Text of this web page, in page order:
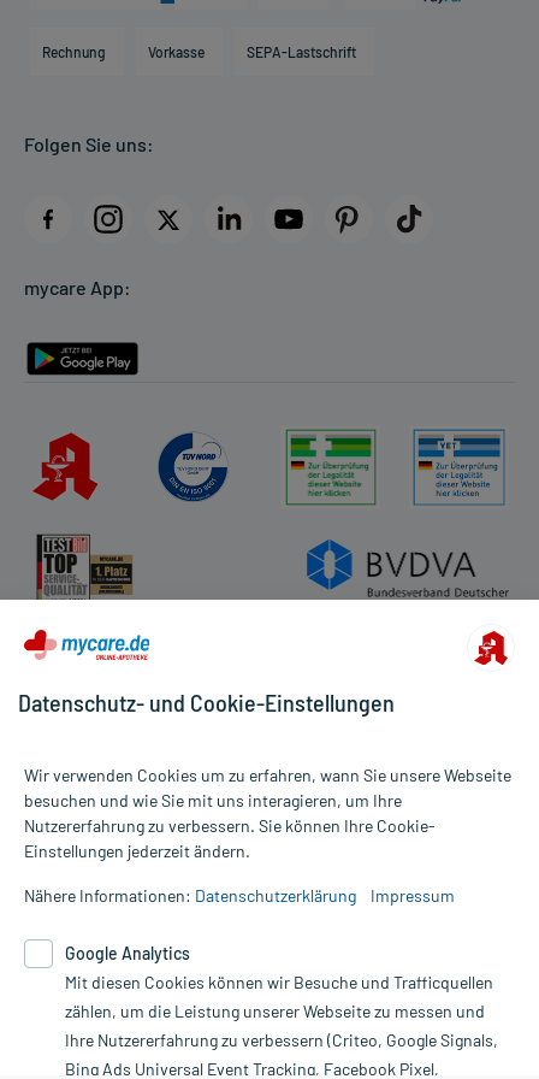
Direktabrechnung PKV
AGB
Datenschutz
Rückgabe/Widerruf
Rechnung Vorkasse SEPA-Lastschrift
Folgen Sie uns:
mycare App:
Alle Preise gelten inkl. MwSt., ggf. zzgl. Versandkosten
Informationen auf dieser Website werden ausschließlich für
die Untersuchung und Behandlung durch einen Arzt. Bitte
Therapien eingeleitet werden können. | Diese Webseite benutzt
Google Analytics. Lesen Sie bitte dazu die wichtigen Hinweise in
unserer Datenschutzerklärung. Für den Widerruf einer Bestellung
nutzen Sie das Formular:
Datenschutz- und Cookie-Einstellungen
Wir verwenden Cookies um zu erfahren, wann Sie unsere Webseite
besuchen und wie Sie mit uns interagieren, um Ihre
Nutzererfahrung zu verbessern. Sie können Ihre Cookie-
Einstellungen jederzeit ändern.
Nähere Informationen: Datenschutzerklärung Impressum
Google Analytics
Mit diesen Cookies können wir Besuche und Trafficquellen
zählen, um die Leistung unserer Webseite zu messen und
Ihre Nutzererfahrung zu verbessern (Criteo, Google Signals,
Bing Ads Universal Event Tracking, Facebook Pixel,